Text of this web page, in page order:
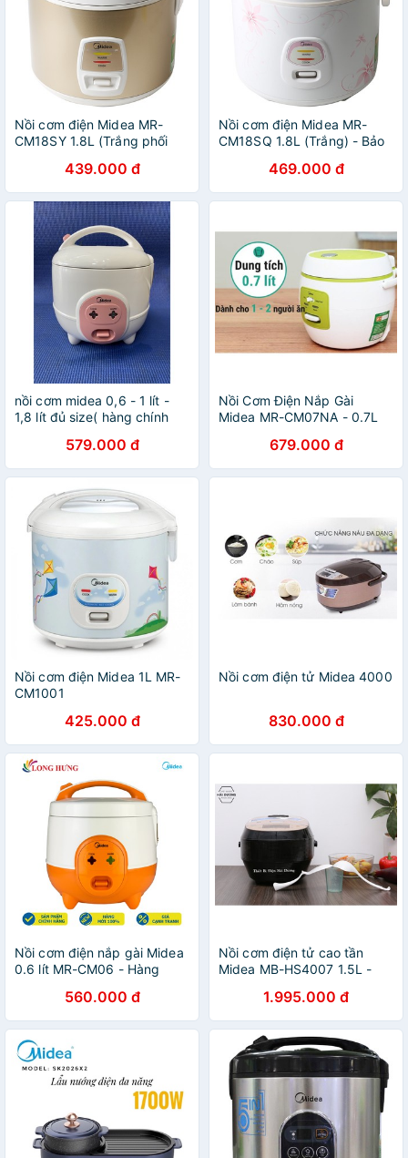
Nồi cơm điện Midea MR-
CM18SY 1.8L (Trắng phối
Phù hợp 4-6 người ăn - Bảo
hành 1 năm
439.000 đ
Nồi cơm điện Midea MR-
CM18SQ 1.8L (Trắng) - Bảo
469.000 đ
nồi cơm midea 0,6 - 1 lít -
1,8 lít đủ size( hàng chính
579.000 đ
Nồi Cơm Điện Nắp Gài
Midea MR-CM07NA - 0.7L
Phì hợp với 2-3 thành viên -
Bảo hành 1 năm
679.000 đ
Nồi cơm điện Midea 1L MR-
CM1001
425.000 đ
Nồi cơm điện tử Midea 4000
830.000 đ
Nồi cơm điện nắp gài Midea
0.6 lít MR-CM06 - Hàng
560.000 đ
Nồi cơm điện tử cao tần
Midea MB-HS4007 1.5L -
3-4 thành viên - Bảo hành 1
năm
1.995.000 đ